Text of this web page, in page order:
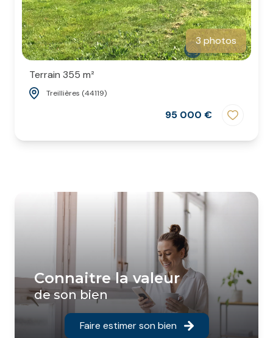
3 photos
Terrain 355 m²
Treillières (44119)
95 000 €
Connaitre la valeur
de son bien
Faire estimer son bien